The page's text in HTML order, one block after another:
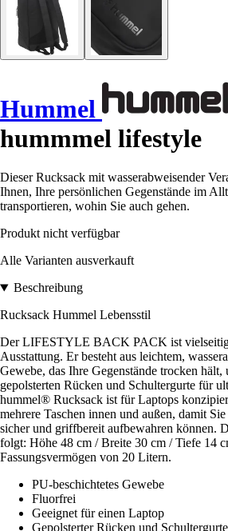
Hummel
hummmel lifestyle
Dieser Rucksack mit wasserabweisender
Ihnen, Ihre persönlichen Gegenstände im
transportieren, wohin Sie auch gehen.
Produkt nicht verfügbar
Alle Varianten ausverkauft
Beschreibung
Rucksack Hummel Lebensstil
Der LIFESTYLE BACK PACK ist
Ausstattung. Er besteht aus leichtem,
Gewebe, das Ihre Gegenstände trocken
gepolsterten Rücken und Schultergurte für
hummel® Rucksack ist für Laptops
mehrere Taschen innen und außen, damit
sicher und griffbereit aufbewahren können.
folgt: Höhe 48 cm / Breite 30 cm / Tiefe 14
Fassungsvermögen von 20 Litern.
PU-beschichtetes Gewebe
Fluorfrei
Geeignet für einen Laptop
Gepolsterter Rücken und Schultergurte